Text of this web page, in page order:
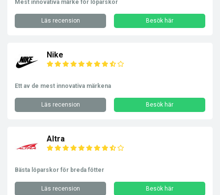
Mest innovativa märke för löparskor
Läs recension Besök här
Nike
Ett av de mest innovativa märkena
Läs recension Besök här
Altra
Bästa löparskor för breda fötter
Läs recension
Besök här